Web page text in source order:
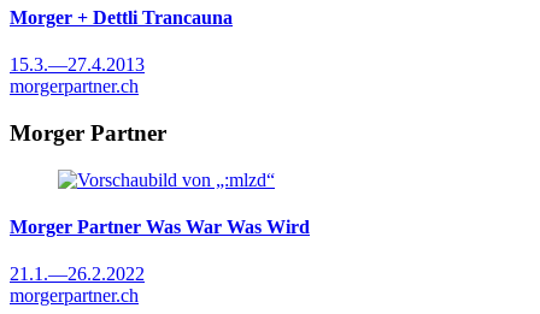
Morger + Dettli Trancauna
15.3.—27.4.2013
morgerpartner.ch
Morger Partner
Morger Partner Was War Was Wird
21.1.—26.2.2022
morgerpartner.ch